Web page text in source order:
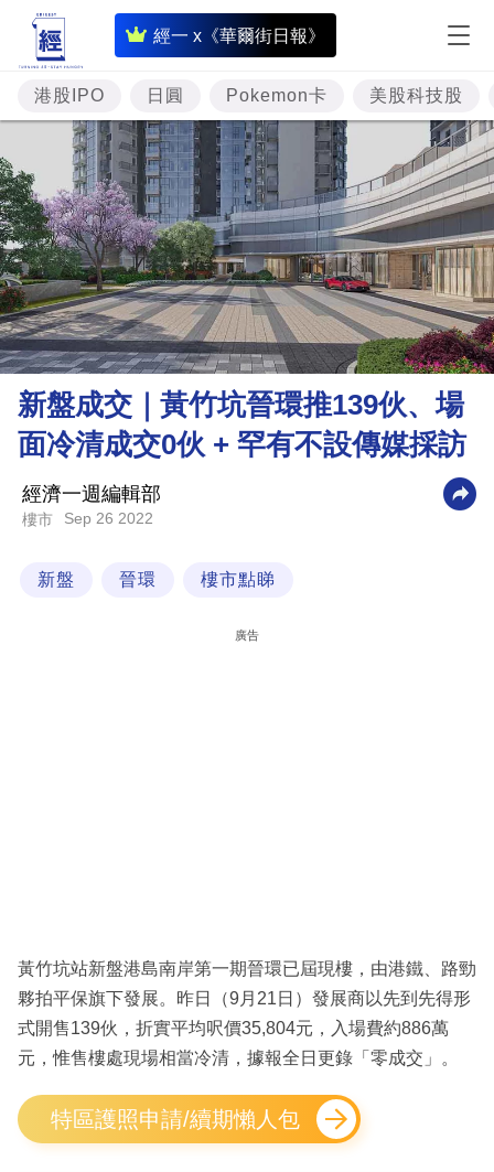
經一 x《華爾街日報》
即
時
財
經
專
題
投
資
樓
市
理
商
業
科
區
港股IPO 日圓 Pokemon卡 美股科技股
新盤成交｜黃竹坑晉環推139伙、場
面冷清成交0伙 + 罕有不設傳媒採訪
經濟一週編輯部
樓市 Sep 26 2022
新盤 晉環 樓市點睇
廣告
黃竹坑站新盤港島南岸第一期晉環已屆現樓，由港鐵、路勁
夥拍平保旗下發展。昨日（9月21日）發展商以先到先得形
式開售139伙，折實平均呎價35,804元，入場費約886萬
元，惟售樓處現場相當冷清，據報全日更錄「零成交」。
特區護照申請/續期懶人包